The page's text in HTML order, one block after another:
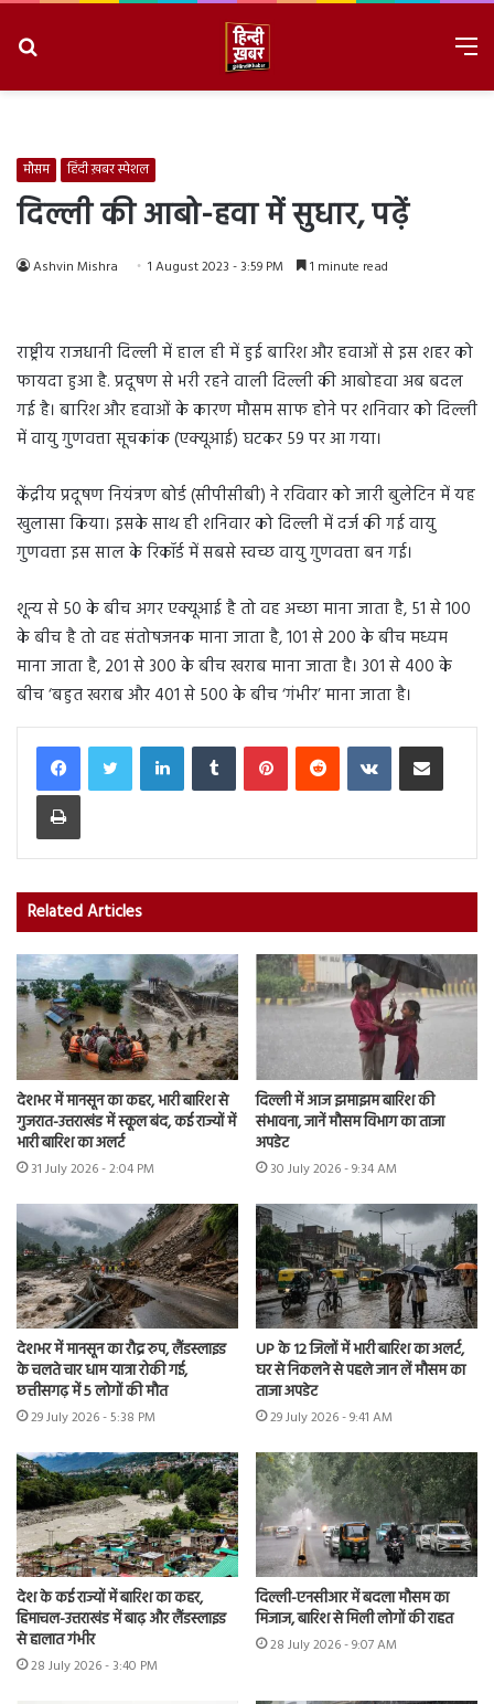
मौसम हिंदी ख़बर स्पेशल
दिल्ली की आबो-हवा में सुधार, पढ़ें
Ashvin Mishra 1 August 2023 - 3:59 PM 1 minute read
राष्ट्रीय राजधानी दिल्ली में हाल ही में हुई बारिश और हवाओं से इस शहर को
फायदा हुआ है. प्रदूषण से भरी रहने वाली दिल्ली की आबोहवा अब बदल
गई है। बारिश और हवाओं के कारण मौसम साफ होने पर शनिवार को दिल्ली
में वायु गुणवत्ता सूचकांक (एक्यूआई) घटकर 59 पर आ गया।
केंद्रीय प्रदूषण नियंत्रण बोर्ड (सीपीसीबी) ने रविवार को जारी बुलेटिन में यह
खुलासा किया। इसके साथ ही शनिवार को दिल्ली में दर्ज की गई वायु
गुणवत्ता इस साल के रिकॉर्ड में सबसे स्वच्छ वायु गुणवत्ता बन गई।
शून्य से 50 के बीच अगर एक्यूआई है तो वह अच्छा माना जाता है, 51 से 100
के बीच है तो वह संतोषजनक माना जाता है, 101 से 200 के बीच मध्यम
माना जाता है, 201 से 300 के बीच खराब माना जाता है। 301 से 400 के
बीच ‘बहुत खराब और 401 से 500 के बीच ‘गंभीर’ माना जाता है।
LinkedInTumblr PinterestReddit VKontakteShare via Email
Print
Related Articles
देशभर में मानसून का कहर, भारी बारिश से
गुजरात-उत्तराखंड में स्कूल बंद, कई राज्यों में
भारी बारिश का अलर्ट
31 July 2026 - 2:04 PM
दिल्ली में आज झमाझम बारिश की
संभावना, जानें मौसम विभाग का ताजा
अपडेट
30 July 2026 - 9:34 AM
देशभर में मानसून का रौद्र रुप, लैंडस्लाइड
के चलते चार धाम यात्रा रोकी गई,
छत्तीसगढ़ में 5 लोगों की मौत
29 July 2026 - 5:38 PM
UP के 12 जिलों में भारी बारिश का अलर्ट,
घर से निकलने से पहले जान लें मौसम का
ताजा अपडेट
29 July 2026 - 9:41 AM
देश के कई राज्यों में बारिश का कहर,
हिमाचल-उत्तराखंड में बाढ़ और लैंडस्लाइड
से हालात गंभीर
28 July 2026 - 3:40 PM
दिल्ली-एनसीआर में बदला मौसम का
मिजाज, बारिश से मिली लोगों की राहत
28 July 2026 - 9:07 AM